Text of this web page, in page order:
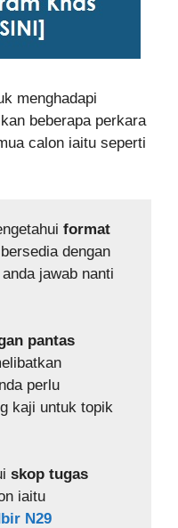
menghadapi
beberapa perkara
calon iaitu seperti
format
dengan
jawab nanti
pantas
perlu
kaji untuk topik
skop tugas
iaitu
N29